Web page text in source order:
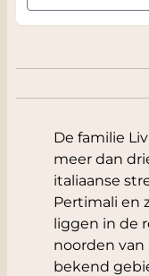
De familie
meer dan
italiaanse
Pertimali en
liggen in de
noorden van
bekend